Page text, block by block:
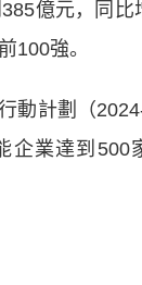
億元，同比
100強。
計劃（
業達到500